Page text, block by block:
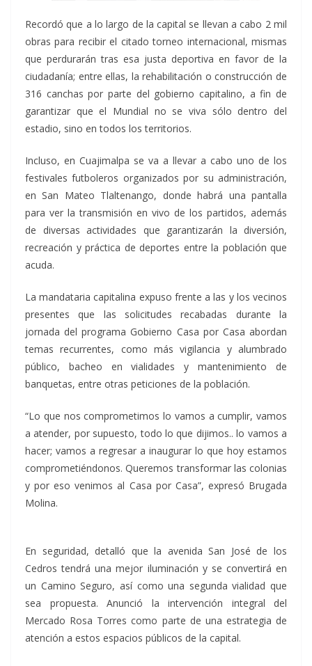
Recordó que a lo largo de la capital se llevan a cabo 2 mil
obras para recibir el citado torneo internacional, mismas
que perdurarán tras esa justa deportiva en favor de la
ciudadanía; entre ellas, la rehabilitación o construcción de
316 canchas por parte del gobierno capitalino, a fin de
garantizar que el Mundial no se viva sólo dentro del
estadio, sino en todos los territorios.
Incluso, en Cuajimalpa se va a llevar a cabo uno de los
festivales futboleros organizados por su administración,
en San Mateo Tlaltenango, donde habrá una pantalla
para ver la transmisión en vivo de los partidos, además
de diversas actividades que garantizarán la diversión,
recreación y práctica de deportes entre la población que
acuda.
La mandataria capitalina expuso frente a las y los vecinos
presentes que las solicitudes recabadas durante la
jornada del programa Gobierno Casa por Casa abordan
temas recurrentes, como más vigilancia y alumbrado
público, bacheo en vialidades y mantenimiento de
banquetas, entre otras peticiones de la población.
“Lo que nos comprometimos lo vamos a cumplir, vamos
a atender, por supuesto, todo lo que dijimos.. lo vamos a
hacer; vamos a regresar a inaugurar lo que hoy estamos
comprometiéndonos. Queremos transformar las colonias
y por eso venimos al Casa por Casa”, expresó Brugada
Molina.
En seguridad, detalló que la avenida San José de los
Cedros tendrá una mejor iluminación y se convertirá en
un Camino Seguro, así como una segunda vialidad que
sea propuesta. Anunció la intervención integral del
Mercado Rosa Torres como parte de una estrategia de
atención a estos espacios públicos de la capital.